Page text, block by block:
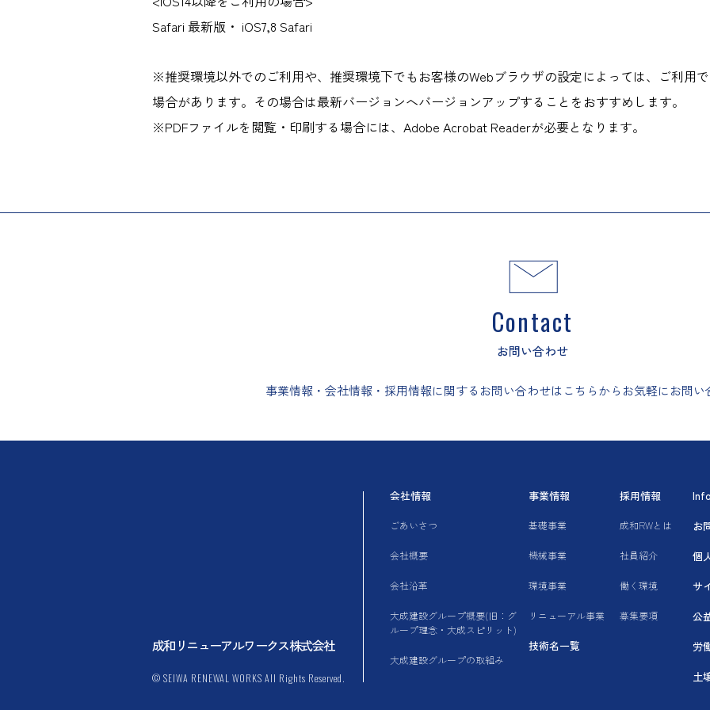
Safari 最新版・ iOS7,8 Safari
※推奨環境以外でのご利用や、推奨環境下でもお客様のWebブラウザの設定によっては、ご利用
場合があります。その場合は最新バージョンへバージョンアップすることをおすすめします。
※PDFファイルを閲覧・印刷する場合には、Adobe Acrobat Readerが必要となります。
Contact
お問い合わせ
事業情報・会社情報・採用情報に関するお問い合わせはこちらからお気軽にお問い
成和リニューアルワークス株式会社
© SEIWA RENEWAL WORKS All Rights Reserved.
会社情報
ごあいさつ
会社概要
会社沿革
大成建設グループ概要(旧：グ
ループ理念・大成スピリット)
大成建設グループの取組み
事業情報
基礎事業
機械事業
環境事業
リニューアル事業
技術名一覧
採用情報
成和RWとは
社員紹介
働く環境
募集要項
お
個
サ
公
労
土